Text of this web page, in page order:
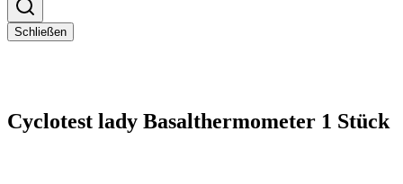
Schließen
Cyclotest lady Basalthermometer 1 Stück